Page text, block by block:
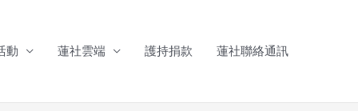
動 蓮社雲端 護持捐款 蓮社聯絡通訊